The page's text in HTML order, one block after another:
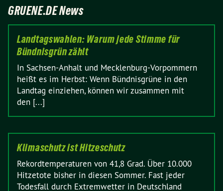
GRUENE.DE News
Landtagswahlen: Warum jede Stimme für
Bündnisgrün zählt
In Sachsen-Anhalt und Mecklenburg-Vorpommern
heißt es im Herbst: Wenn Bündnisgrüne in den
Landtag einziehen, können wir zusammen mit
den [...]
Klimaschutz ist Hitzeschutz
Rekordtemperaturen von 41,8 Grad. Über 10.000
Hitzetote bisher in diesen Sommer. Fast jeder
Todesfall durch Extremwetter in Deutschland